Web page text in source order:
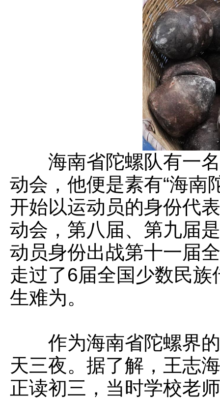
海南省陀螺队有一名
动会，他便是素有“海南
开始以运动员的身份代
动会，第八届、第九届
动员身份出战第十一届
走过了6届全国少数民
生难为。
作为海南省陀螺界的
天三夜。据了解，王志
正读初三，当时学校老